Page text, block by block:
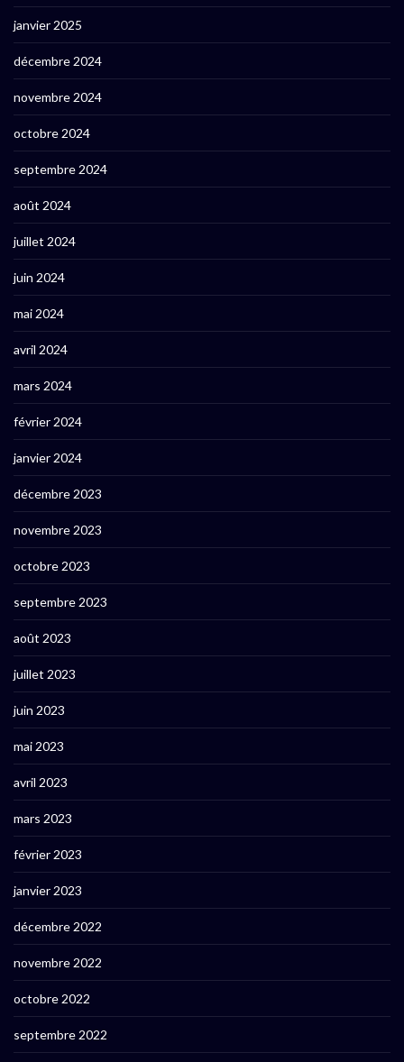
janvier 2025
décembre 2024
novembre 2024
octobre 2024
septembre 2024
août 2024
juillet 2024
juin 2024
mai 2024
avril 2024
mars 2024
février 2024
janvier 2024
décembre 2023
novembre 2023
octobre 2023
septembre 2023
août 2023
juillet 2023
juin 2023
mai 2023
avril 2023
mars 2023
février 2023
janvier 2023
décembre 2022
novembre 2022
octobre 2022
septembre 2022